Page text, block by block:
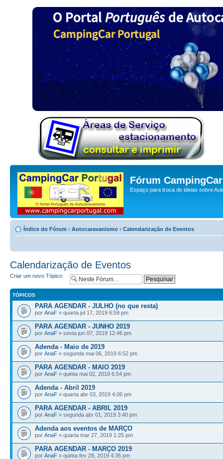
Fórum
Espaço para troca de ideias sobre
Índice do Fórum ‹ Autocaravanismo ‹ Calendarização de Eventos
Calendarização de Eventos
Criar um novo Tópico
TÓPICOS
PARA AGENDAR - JULHO (no que resta)
por AnaF » quarta jul 17, 2019 6:59 pm
PARA AGENDAR - JUNHO 2019
por AnaF » sexta jun 07, 2019 12:46 pm
Adenda - Maio de 2019
por AnaF » segunda mai 06, 2019 6:52 pm
PARA AGENDAR - MAIO 2019
por AnaF » quinta mai 02, 2019 6:54 pm
Adenda - Abril 2019
por AnaF » quarta abr 03, 2019 4:06 pm
PARA AGENDAR - ABRIL 2019
por AnaF » segunda abr 01, 2019 3:40 pm
Adenda aos eventos de MARÇO
por AnaF » quarta mar 27, 2019 1:25 pm
PARA AGENDAR - MARÇO 2019
por AnaF » quinta fev 28, 2019 4:35 pm